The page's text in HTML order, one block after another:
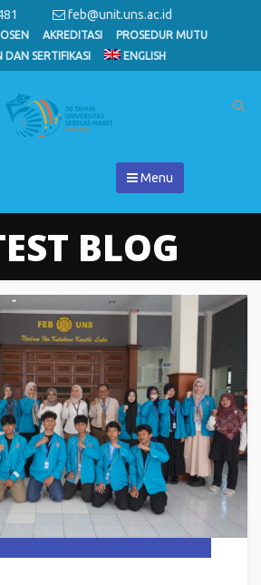
feb@unit.uns.ac.id
AKREDITASI
PROSEDUR MUTU
DAN SERTIFIKASI
ENGLISH
Menu
BLOG